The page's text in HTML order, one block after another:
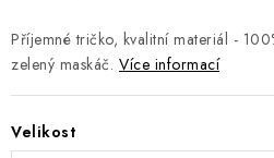
Příjemné tričko, kvalitní materiál -
zelený maskáč. Více informací
Velikost